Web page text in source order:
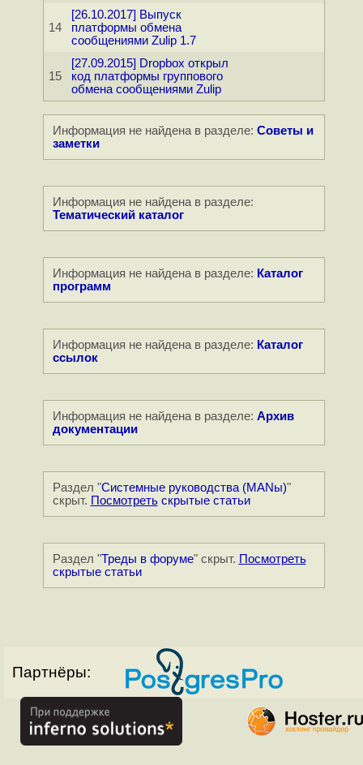
14
[26.10.2017] Выпуск
платформы обмена
сообщениями Zulip 1.7
15
[27.09.2015] Dropbox открыл
код платформы группового
обмена сообщениями Zulip
Информация не найдена в разделе: Советы и
заметки
Информация не найдена в разделе:
Тематический каталог
Информация не найдена в разделе: Каталог
программ
Информация не найдена в разделе: Каталог
ссылок
Информация не найдена в разделе: Архив
документации
Раздел "Системные руководства (MANы)"
скрыт. Посмотретьскрытые статьи
Раздел "Треды в форуме" скрыт. Посмотреть
скрытые статьи
Партнёры: